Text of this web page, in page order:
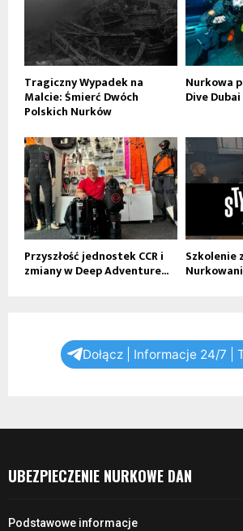
Tragiczny Wypadek na
Malcie: Śmierć Dwóch
Polskich Nurków
Nurkowa
Dive
Przyszłość jednostek CCR i
zmiany w Deep Adventure...
Szkolenie
Dołącz | Informacje 24/7 |
UBEZPIECZENIE NURKOWE DAN
Podstawowe informacje